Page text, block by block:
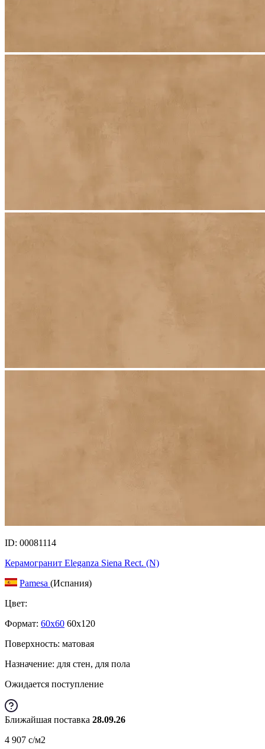
ID: 00081114
Керамогранит Eleganza Siena Rect. (N)
Pamesa (Испания)
Цвет:
Формат: 60x60 60x120
Поверхность: матовая
Назначение: для стен, для пола
Ожидается поступление
Ближайшая поставка 28.09.26
4 907 c/м2